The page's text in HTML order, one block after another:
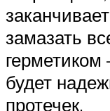
замазать
герметиком
будет
протечек.